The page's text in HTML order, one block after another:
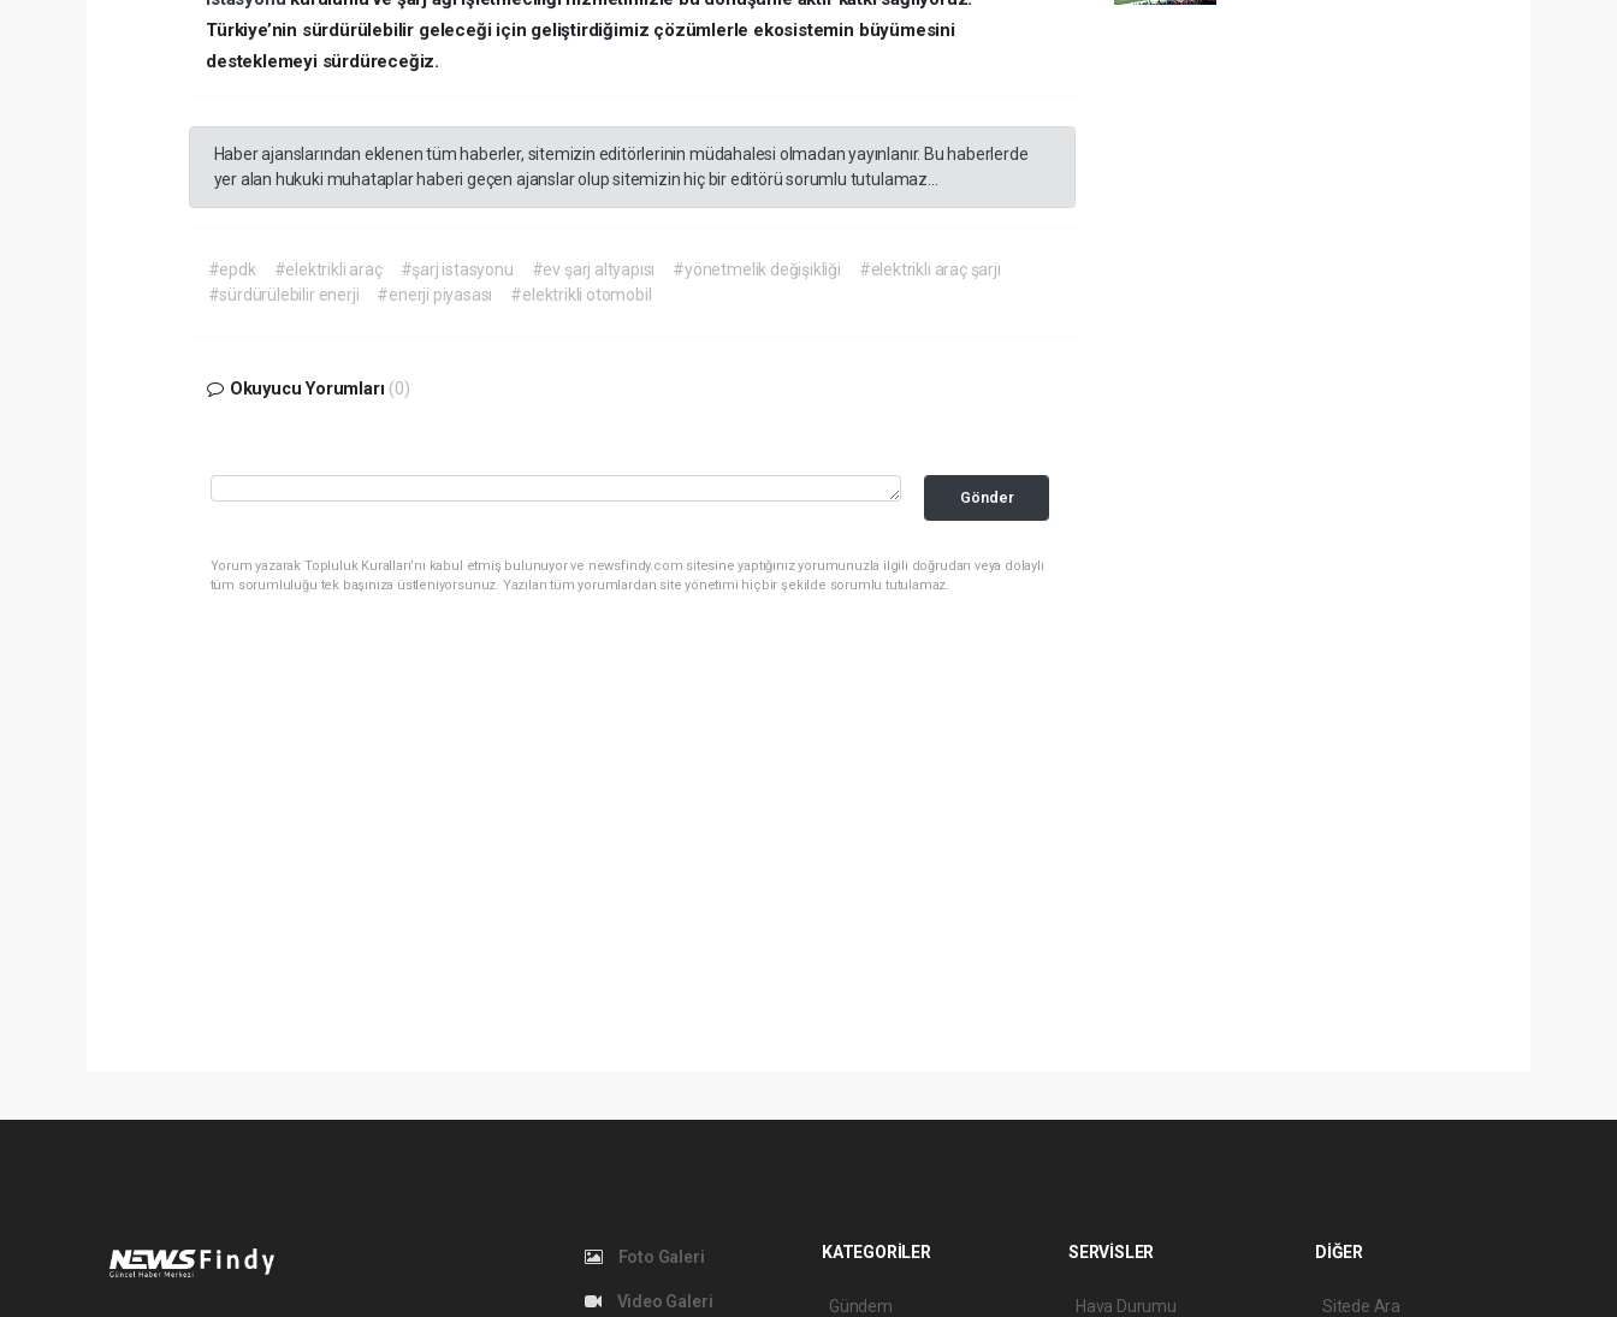
Türkiye’nin sürdürülebilir geleceği için geliştirdiğimiz çözümlerle ekosistemin büyümesini
desteklemeyi sürdüreceğiz.
Haber ajanslarından eklenen tüm haberler, sitemizin editörlerinin müdahalesi olmadan yayınlanır. Bu haberlerde
yer alan hukuki muhataplar haberi geçen ajanslar olup sitemizin hiç bir editörü sorumlu tutulamaz...
#epdk #elektrikli araç #şarj istasyonu #ev şarj altyapısı #yönetmelik değişikliği
#elektrikli araç şarjı
#sürdürülebilir enerji
#enerji piyasası #elektrikli otomobil
Okuyucu Yorumları (0)
Gönder
Yorum yazarak Topluluk Kuralları’nı kabul etmiş bulunuyor ve newsfindy.com sitesine yaptığınız yorumunuzla ilgili doğrudan veya dolaylı
tüm sorumluluğu tek başınıza üstleniyorsunuz. Yazılan tüm yorumlardan site yönetimi hiçbir şekilde sorumlu tutulamaz.
Foto Galeri
Video Galeri
KATEGORİLER
Gündem
SERVİSLER
Hava Durumu
DİĞER
Sitede Ara